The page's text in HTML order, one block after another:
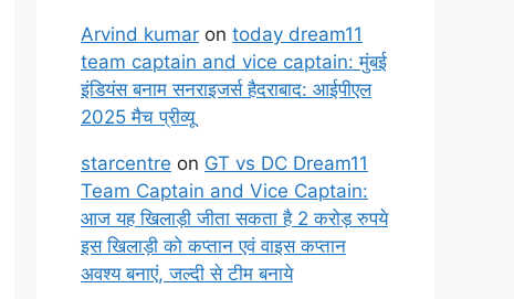
Arvind kumar on today dream11
team captain and vice captain: मुंबई
इंडियंस बनाम सनराइजर्स हैदराबाद: आईपीएल
2025 मैच प्रीव्यू
starcentre on GT vs DC Dream11
Team Captain and Vice Captain:
आज यह खिलाड़ी जीता सकता है 2 करोड़ रुपये
इस खिलाड़ी को कप्तान एवं वाइस कप्तान
अवश्य बनाएं, जल्दी से टीम बनाये